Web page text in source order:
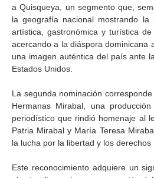
a Quisqueya, un segmento que,
la geografía nacional mostrando la
artística, gastronómica y turística de
acercando a la diáspora dominicana
una imagen auténtica del país ante
Estados Unidos.
La segunda nominación
Hermanas Mirabal, una
periodístico que rindió homenaje al
Patria Mirabal y María Teresa
la lucha por la libertad y los derechos
Este reconocimiento adquiere un